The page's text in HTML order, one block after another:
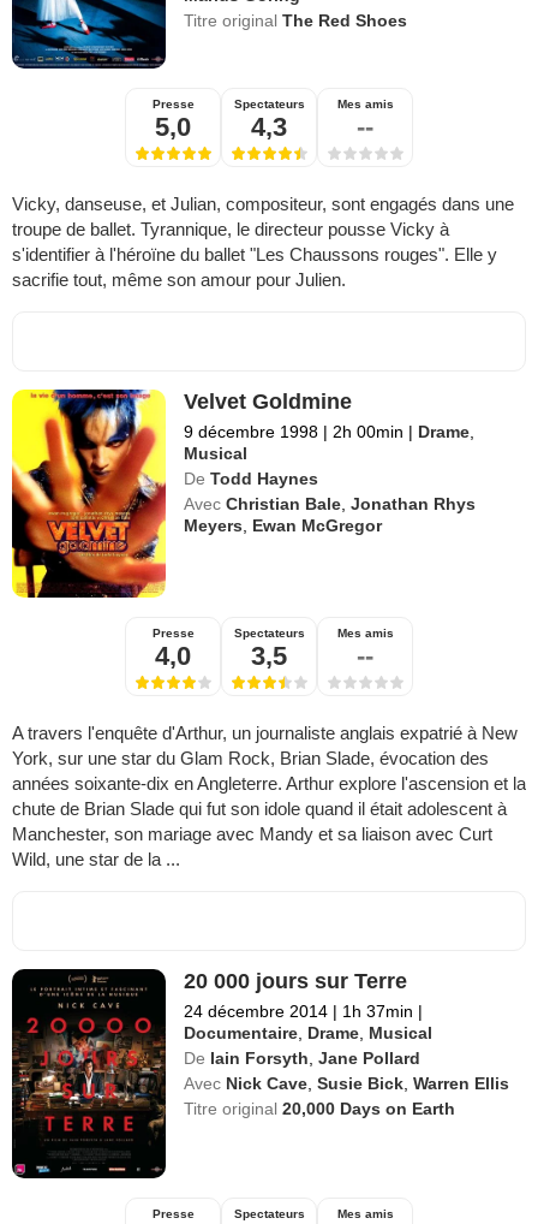
Titre originalThe Red Shoes
Presse
5,0
Spectateurs
4,3
Mes amis
--
Vicky, danseuse, et Julian, compositeur, sont engagés dans une
troupe de ballet. Tyrannique, le directeur pousse Vicky à
s'identifier à l'héroïne du ballet "Les Chaussons rouges". Elle y
sacrifie tout, même son amour pour Julien.
Velvet Goldmine
9 décembre 1998 | 2h 00min | Drame
Musical
De Todd Haynes
Avec Christian Bale ,Jonathan Rhys
Meyers
Ewan McGregor
Presse
4,0
Spectateurs
3,5
Mes amis
--
A travers l'enquête d'Arthur, un journaliste anglais expatrié à New
York, sur une star du Glam Rock, Brian Slade, évocation des
années soixante-dix en Angleterre. Arthur explore l'ascension et la
chute de Brian Slade qui fut son idole quand il était adolescent à
Manchester, son mariage avec Mandy et sa liaison avec Curt
Wild, une star de la ...
20 000 jours sur Terre
24 décembre 2014 | 1h 37min |
Documentaire, Drame, Musical
De Iain Forsyth,Jane Pollard
Avec Nick Cave,Susie Bick,Warren Ellis
Titre original20,000 Days on Earth
Presse Spectateurs Mes amis